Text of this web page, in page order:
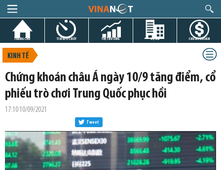
TRANG CHỦ TIN GIỜ CHÓT THỊ TRƯỜNG DỰ ÁN CHỨNG KHOÁN
KINH TẾ
Chứng khoán châu Á ngày 10/9 tăng điểm, cổ
phiếu trò chơi Trung Quốc phục hồi
17:10 10/09/2021
Tweet